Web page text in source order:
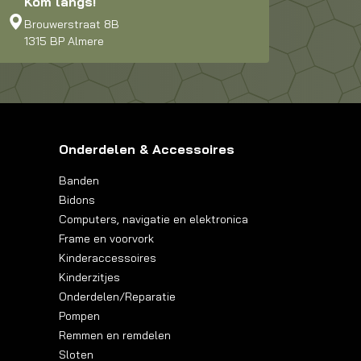
Brouwerstraat 8B
1315 BP Almere
Onderdelen & Accessoires
Banden
Bidons
Computers, navigatie en elektronica
Frame en voorvork
Kinderaccessoires
Kinderzitjes
Onderdelen/Reparatie
Pompen
Remmen en remdelen
Sloten